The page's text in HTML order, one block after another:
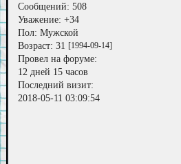
Сообщений: 508
Уважение: +34
Пол: Мужской
Возраст: 31 [1994-09-14]
Провел на форуме:
12 дней 15 часов
Последний визит:
2018-05-11 03:09:54